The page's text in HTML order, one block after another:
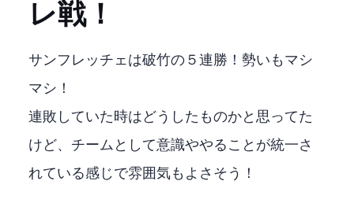
レ戦！
サンフレッチェは破竹の５連勝！勢いもマシ
マシ！
連敗していた時はどうしたものかと思ってた
けど、チームとして意識ややることが統一さ
れている感じで雰囲気もよさそう！